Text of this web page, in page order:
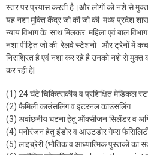
स्तर पर प्रयास करती है।और लोगों को नशे से
यह नशा मुक्ति केंद्र जो की जो की मध्य प्रदेश
न्याय विभाग के साथ मिलकर महिला एवं बाल
नशा पीड़ित जो की रेलवे स्टेशनो और ट्रेनों में
निराश्रित है एवं नशा कर रहे है उनको नशे से मुक्त
कर रही हे|
(1) 24 घंटे चिकित्सकीय व प्रशिक्षित मेडिकल
(2) फैमिली काउंसलिंग व इंटरनल काउंसलिंग
(3) अवांछनीय घटना हेतु ऑक्सीजन सिलेंडर व
(4) मनोरंजन हेतु इंडोर व आउटडोर गेम्स
(5) लाइब्रेरी (भौतिक व आध्यात्मिक पुस्तकों का